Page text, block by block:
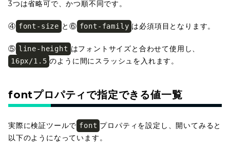
3つは省略可で、かつ順不同です。
④ font-size と⑥ font-family は必須項目となります。
⑤ line-height はフォントサイズと合わせて使用し、
16px/1.5 のように間にスラッシュを入れます。
fontプロパティで指定できる値一覧
実際に検証ツールで font プロパティを設定し、開いてみると
以下のようになっています。